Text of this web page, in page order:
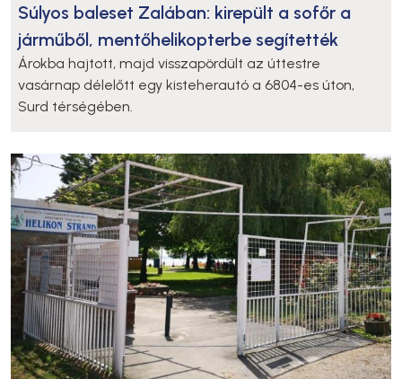
Súlyos baleset Zalában: kirepült a sofőr a
járműből, mentőhelikopterbe segítették
Árokba hajtott, majd visszapördült az úttestre
vasárnap délelőtt egy kisteherautó a 6804-es úton,
Surd térségében.